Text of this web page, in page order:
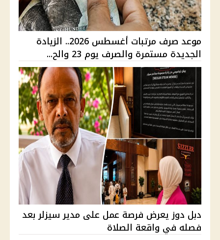
موعد صرف مرتبات أغسطس 2026.. الزيادة
الجديدة مستمرة والصرف يوم 23 والح...
دبل دوز يعرض فرصة عمل على مدير سيزلر بعد
فصله في واقعة الصلاة